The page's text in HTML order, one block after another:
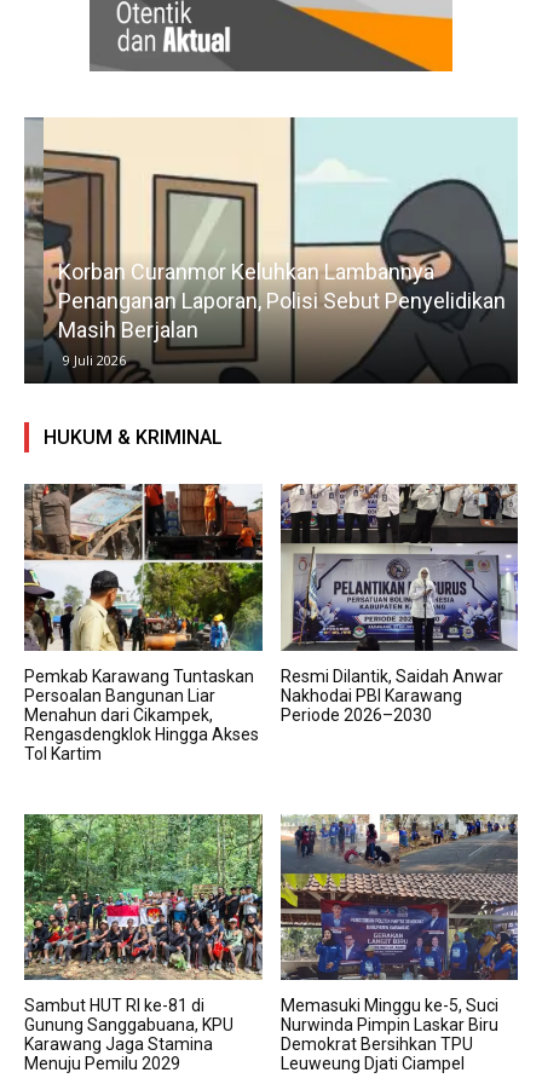
Korban Curanmor Keluhkan Lambannya
Penanganan Laporan, Polisi Sebut Penyelidikan
Masih Berjalan
9 Juli 2026
HUKUM & KRIMINAL
Pemkab Karawang Tuntaskan
Persoalan Bangunan Liar
Menahun dari Cikampek,
Rengasdengklok Hingga Akses
Tol Kartim
Resmi Dilantik, Saidah Anwar
Nakhodai PBI Karawang
Periode 2026–2030
Sambut HUT RI ke-81 di
Gunung Sanggabuana, KPU
Karawang Jaga Stamina
Menuju Pemilu 2029
Memasuki Minggu ke-5, Suci
Nurwinda Pimpin Laskar Biru
Demokrat Bersihkan TPU
Leuweung Djati Ciampel